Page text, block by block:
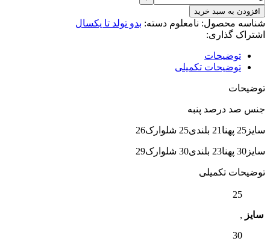
افزودن به سبد خرید
شناسه محصول: نامعلوم دسته: بدو تولد تا یکسال
اشتراک گذاری:
توضیحات
توضیحات تکمیلی
توضیحات
جنس صد درصد پنبه
سایز25 پهنا21 بلندی25 شلوارک26
سایز30 پهنا23 بلندی30 شلوارک29
توضیحات تکمیلی
سایز
25
,
30